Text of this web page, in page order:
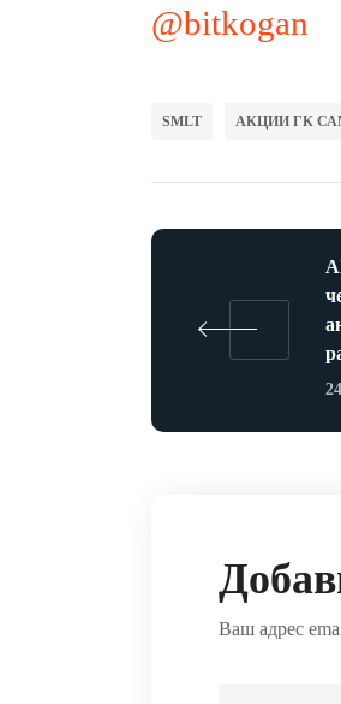
@bitkogan
SMLT АКЦИИ ГК
Ваш адрес